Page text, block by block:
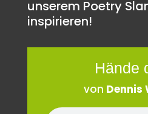
unserem Poetry
inspirieren!
Hände
von Dennis